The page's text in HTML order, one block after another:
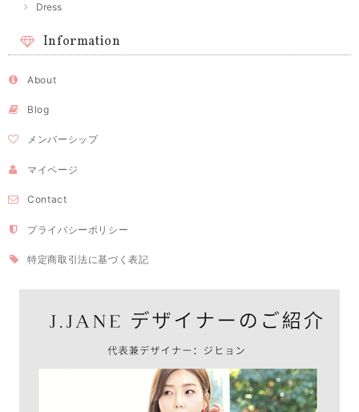
Dress
Information
About
Blog
メンバーシップ
マイページ
Contact
プライバシーポリシー
特定商取引法に基づく表記